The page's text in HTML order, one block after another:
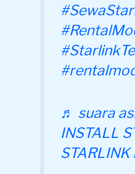
♬ suara
INSTALL
STARLINK